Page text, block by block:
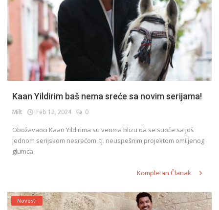
Kaan Yildirim baš nema sreće sa novim serijama!
Milt Feb 12, 2024 0
Obožavaoci Kaan Yildirima su veoma blizu da se suoče sa još
jednom serijskom nesrećom, tj. neuspešnim projektom omiljenog
glumca.
Kompletan Članak
Novosti